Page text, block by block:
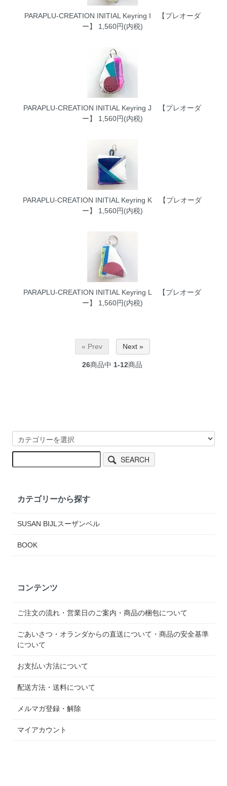
PARAPLU-CREATION INITIAL Keyring I 【プレオーダ
ー】
1,560円(内税)
PARAPLU-CREATION INITIAL Keyring J 【プレオーダ
ー】
1,560円(内税)
PARAPLU-CREATION INITIAL Keyring K 【プレオーダ
ー】
1,560円(内税)
PARAPLU-CREATION INITIAL Keyring L 【プレオーダ
ー】
1,560円(内税)
« Prev Next »
26商品中 1-12商品
SEARCH
カテゴリーから探す
SUSAN BIJLスーザンベル
BOOK
コンテンツ
ご注文の流れ・営業日のご案内・商品の梱包について
ごあいさつ・オランダからの直送について・商品の安全基準
について
お支払い方法について
配送方法・送料について
メルマガ登録・解除
マイアカウント